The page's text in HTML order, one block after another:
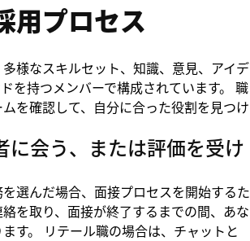
用プロセス
様なスキルセット、知識、意見、アイデ
を持つメンバーで構成されています。 職
を確認して、自分に合った役割を見つけ
に会う、または評価を受け
選んだ場合、面接プロセスを開始するた
を取り、面接が終了するまでの間、あな
す。 リテール職の場合は、チャットと